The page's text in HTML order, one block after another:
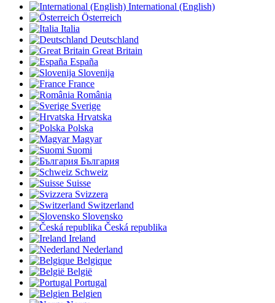
International (English)
Österreich
Italia
Deutschland
Great Britain
España
Slovenija
France
România
Sverige
Hrvatska
Polska
Magyar
Suomi
България
Schweiz
Suisse
Svizzera
Switzerland
Slovensko
Česká republika
Ireland
Nederland
Belgique
België
Portugal
Belgien